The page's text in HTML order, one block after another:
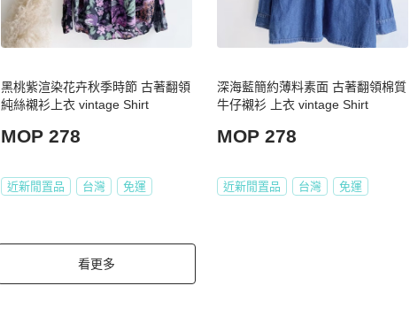
黑桃紫渲染花卉秋季時節 古著翻領
純絲襯衫上衣 vintage Shirt
MOP 278
近新閒置品 台灣 免運
深海藍簡約薄料素面 古著翻領棉質
牛仔襯衫 上衣 vintage Shirt
MOP 278
近新閒置品 台灣 免運
看更多